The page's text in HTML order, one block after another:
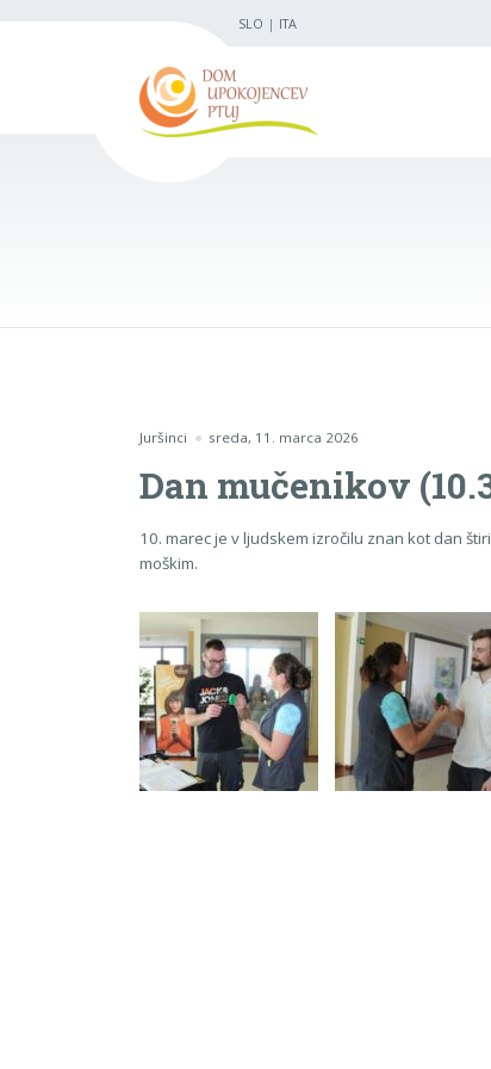
SLO | ITA
Juršinci sreda, 11. marca 2026
Dan mučenikov
10. marec je v ljudskem izročilu znan kot dan
moškim.